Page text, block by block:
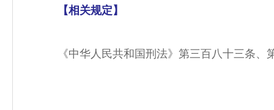
【相关规定】
《中华人民共和国刑法》第三百八十三条